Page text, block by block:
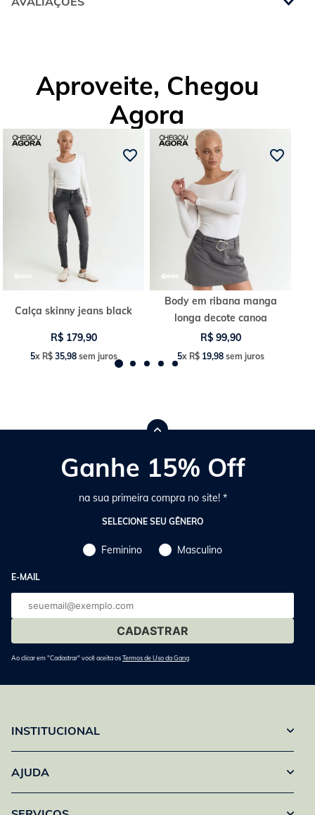
Aproveite, Chegou
Agora
Calça skinny jeans black
R$ 179,90
5x R$ 35,98sem juros
Body em ribana manga
longa decote canoa
R$ 99,90
5x R$ 19,98sem juros
Ganhe 15% Off
na sua primeira compra no site! *
SELECIONE SEU GÊNERO
Feminino Masculino
E-MAIL
E-
mail
Ao clicar em "Cadastrar" você aceita osTermos de Uso da Gang
INSTITUCIONAL
AJUDA